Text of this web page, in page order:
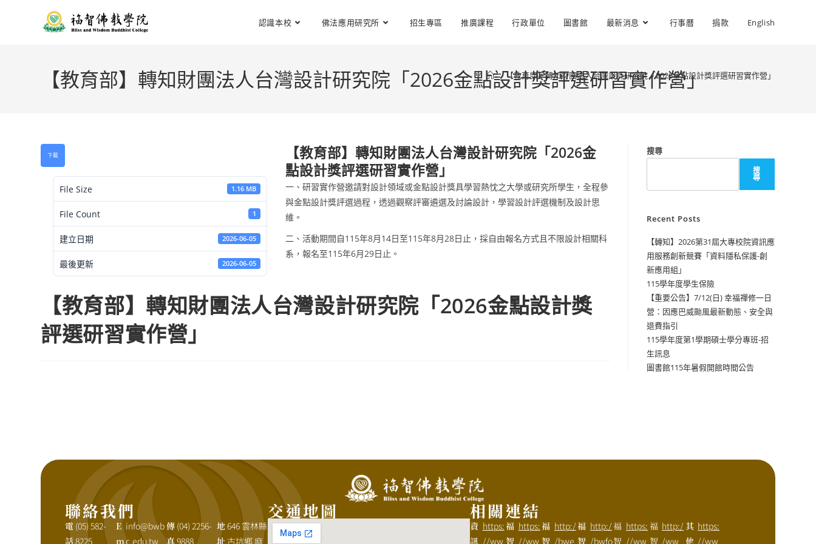
認識本校 佛法應用研究所 招生專區 推廣課程 行政單位 圖書館 最新消息 行事曆 捐款 English
【教育部】轉知財團法人台灣設計研究院「2026金點設計獎評選研習實作營」
> 【教育部】轉知財團法人台灣設計研究院「2026金點設計獎評選研習實作營」
下載
File Size 1.16 MB
File Count 1
建立日期 2026-06-05
最後更新 2026-06-05
【教育部】轉知財團法人台灣設計研究院「2026金
點設計獎評選研習實作營」
一、研習實作營邀請對設計領域或金點設計獎具學習熱忱之大學或研究所學生，全程參
與金點設計獎評選過程，透過觀察評審遴選及討論設計，學習設計評選機制及設計思
維。
二、活動期間自115年8月14日至115年8月28日止，採自由報名方式且不限設計相關科
系，報名至115年6月29日止。
【教育部】轉知財團法人台灣設計研究院「2026金點設計獎
評選研習實作營」
搜尋
搜
尋
Recent Posts
【轉知】2026第31屆大專校院資訊應
用服務創新競賽「資料隱私保護-創
新應用組」
115學年度學生保險
【重要公告】7/12(日) 幸福禪修一日
營：因應巴威颱風最新動態、安全與
退費指引
115學年度第1學期碩士學分專班-招
生訊息
圖書館115年暑假開館時間公告
聯絡我們
電
話
(05) 582-
8225
E
m
info@bwb
c.edu.tw
傳
真
(04) 2256-
9888
地
址
646 雲林縣
古坑鄉 麻
交通地圖 相關連結
資
訊
https:
//ww
福
智
https:
//ww
福
智
http:/
/bwe
福
智
http:/
/bwfo
福
智
https:
//ww
福
智
http:/
/ww
其
他
https:
//ww